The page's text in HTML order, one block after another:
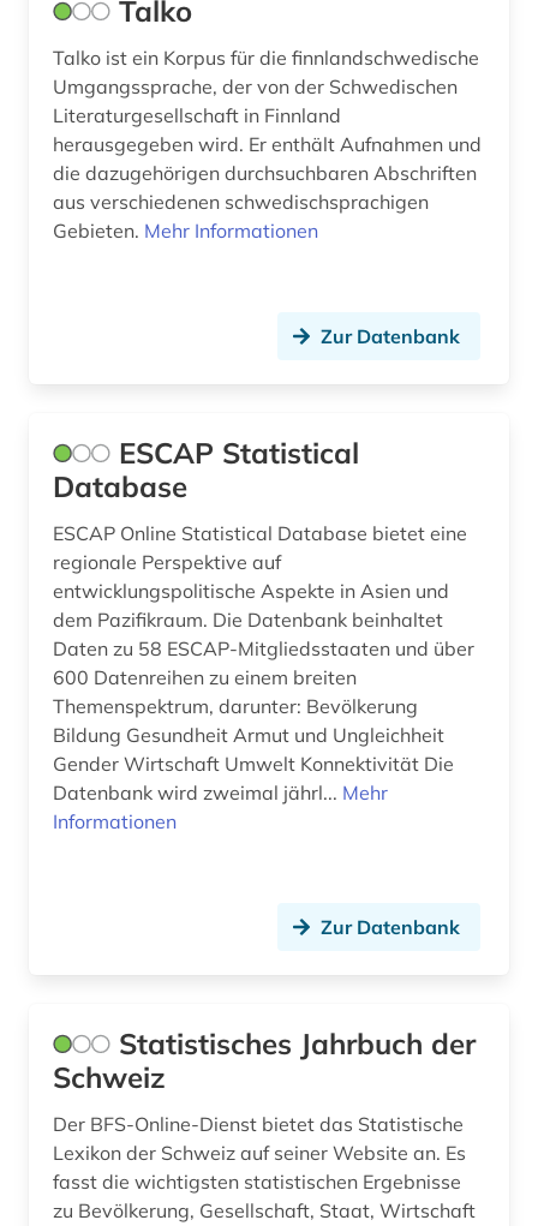
bauwerk (1)
bauwesen (2)
bayern (27)
beethoven (1)
behinderung (2)
behörde (1)
behörden (1)
bekleidung (1)
belgien (8)
bergen (2)
berichterstattung (1)
berlin (7)
Talko
Talko ist ein Korpus für die finnlandschwedische
Umgangssprache, der von der Schwedischen
Literaturgesellschaft in Finnland
herausgegeben wird. Er enthält Aufnahmen und
die dazugehörigen durchsuchbaren Abschriften
aus verschiedenen schwedischsprachigen
Gebieten. Mehr Informationen
Zur Datenbank
ESCAP Statistical
Database
ESCAP Online Statistical Database bietet eine
regionale Perspektive auf
entwicklungspolitische Aspekte in Asien und
dem Pazifikraum. Die Datenbank beinhaltet
Daten zu 58 ESCAP-Mitgliedsstaaten und über
600 Datenreihen zu einem breiten
Themenspektrum, darunter: Bevölkerung
Bildung Gesundheit Armut und Ungleichheit
Gender Wirtschaft Umwelt Konnektivität Die
Datenbank wird zweimal jährl... Mehr
Informationen
Zur Datenbank
Statistisches Jahrbuch der
Schweiz
Der BFS-Online-Dienst bietet das Statistische
Lexikon der Schweiz auf seiner Website an. Es
fasst die wichtigsten statistischen Ergebnisse
zu Bevölkerung, Gesellschaft, Staat, Wirtschaft